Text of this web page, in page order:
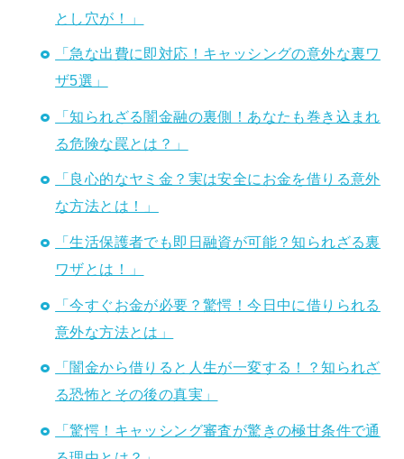
とし穴が！」
「急な出費に即対応！キャッシングの意外な裏ワ
ザ5選」
「知られざる闇金融の裏側！あなたも巻き込まれ
る危険な罠とは？」
「良心的なヤミ金？実は安全にお金を借りる意外
な方法とは！」
「生活保護者でも即日融資が可能？知られざる裏
ワザとは！」
「今すぐお金が必要？驚愕！今日中に借りられる
意外な方法とは」
「闇金から借りると人生が一変する！？知られざ
る恐怖とその後の真実」
「驚愕！キャッシング審査が驚きの極甘条件で通